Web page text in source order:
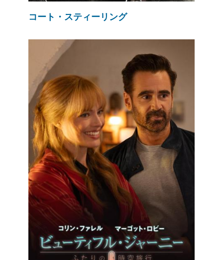
コート・スティーリング